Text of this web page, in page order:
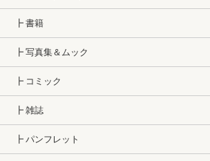
┣ 書籍
┣ 写真集＆ムック
┣ コミック
┣ 雑誌
┣ パンフレット